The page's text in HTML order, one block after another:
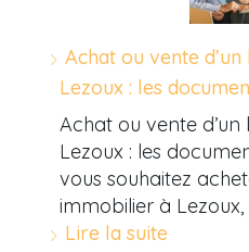
Achat ou vente
Lezoux : les
Achat ou vente
Lezoux : les
vous souhaitez
immobilier à
Lire la suite